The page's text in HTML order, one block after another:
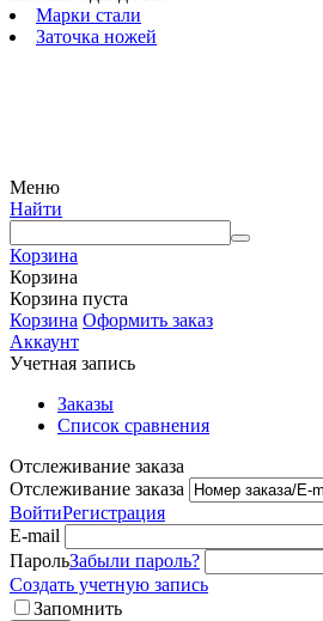
Марки стали
Заточка ножей
Меню
Найти
Корзина
Корзина
Корзина пуста
Корзина Оформить заказ
Аккаунт
Учетная запись
Заказы
Список сравнения
Отслеживание заказа
Отслеживание заказа
ВойтиРегистрация
E-mail
ПарольЗабыли пароль?
Создать учетную запись
Запомнить